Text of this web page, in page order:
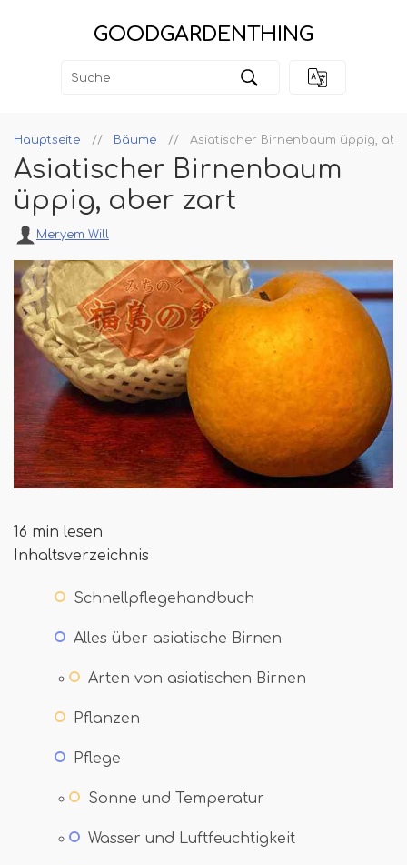
GOODGARDENTHING
Hauptseite Bäume Asiatischer Birnenbaum üppig,
Asiatischer Birnenbaum
üppig, aber zart
Meryem Will
16 min lesen
Inhaltsverzeichnis
Schnellpflegehandbuch
Alles über asiatische Birnen
Arten von asiatischen Birnen
Pflanzen
Pflege
Sonne und Temperatur
Wasser und Luftfeuchtigkeit